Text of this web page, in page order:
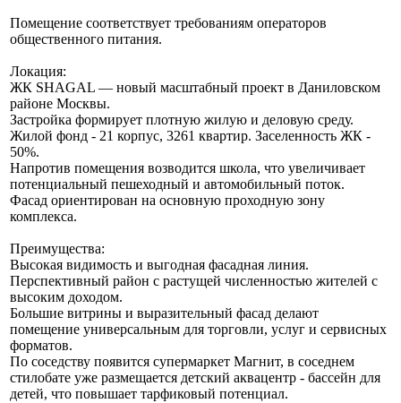
Помещение соответствует требованиям операторов
общественного питания.
Локация:
ЖК SHAGAL — новый масштабный проект в Даниловском
районе Москвы.
Застройка формирует плотную жилую и деловую среду.
Жилой фонд - 21 корпус, 3261 квартир. Заселенность ЖК -
50%.
Напротив помещения возводится школа, что увеличивает
потенциальный пешеходный и автомобильный поток.
Фасад ориентирован на основную проходную зону
комплекса.
Преимущества:
Высокая видимость и выгодная фасадная линия.
Перспективный район с растущей численностью жителей с
высоким доходом.
Большие витрины и выразительный фасад делают
помещение универсальным для торговли, услуг и сервисных
форматов.
По соседству появится супермаркет Магнит, в соседнем
стилобате уже размещается детский аквацентр - бассейн для
детей, что повышает тарфиковый потенциал.